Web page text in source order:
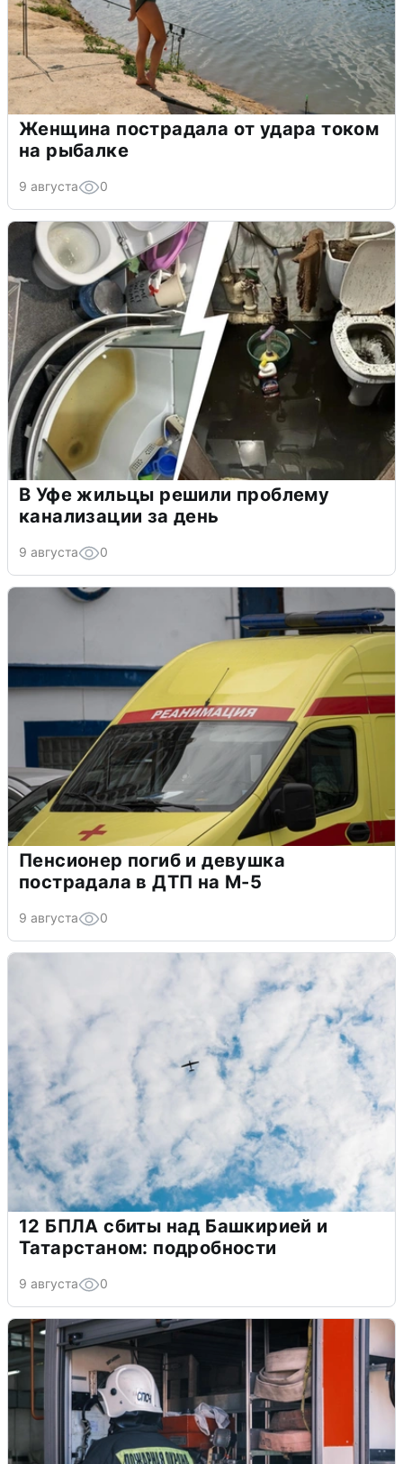
Женщина пострадала от удара током
на рыбалке
9 августа 0
В Уфе жильцы решили проблему
канализации за день
9 августа 0
Пенсионер погиб и девушка
пострадала в ДТП на М-5
9 августа 0
12 БПЛА сбиты над Башкирией и
Татарстаном: подробности
9 августа 0